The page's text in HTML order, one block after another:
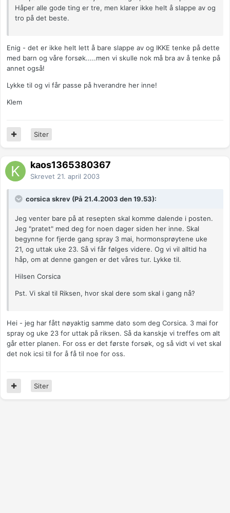
Håper alle gode ting er tre, men klarer ikke helt å slappe av og
tro på det beste.
Enig - det er ikke helt lett å bare slappe av og IKKE tenke på dette
med barn og våre forsøk.....men vi skulle nok må bra av å tenke på
annet også!
Lykke til og vi får passe på hverandre her inne!
Klem
Siter
kaos1365380367
Skrevet 21. april 2003
corsica skrev (På 21.4.2003 den 19.53):
Jeg venter bare på at resepten skal komme dalende i posten.
Jeg "pratet" med deg for noen dager siden her inne. Skal
begynne for fjerde gang spray 3 mai, hormonsprøytene uke
21, og uttak uke 23. Så vi får følges videre. Og vi vil alltid ha
håp, om at denne gangen er det våres tur. Lykke til.
Hilsen Corsica
Pst. Vi skal til Riksen, hvor skal dere som skal i gang nå?
Hei - jeg har fått nøyaktig samme dato som deg Corsica. 3 mai for
spray og uke 23 for uttak på riksen. Så da kanskje vi treffes om alt
går etter planen. For oss er det første forsøk, og så vidt vi vet skal
det nok icsi til for å få til noe for oss.
Siter